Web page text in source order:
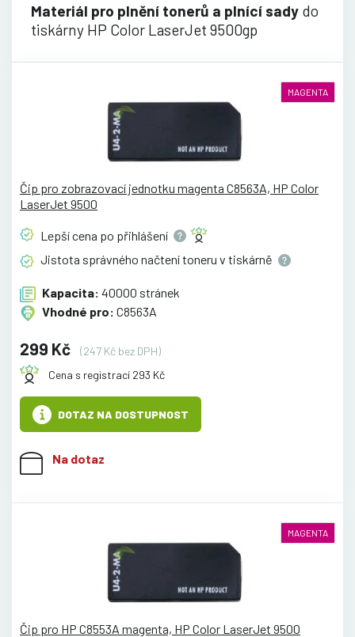
Materiál pro plnění tonerů a plnící sady do
tiskárny HP Color LaserJet 9500gp
MAGENTA
Čip pro zobrazovací jednotku magenta C8563A, HP Color
LaserJet 9500
Lepší cena po přihlášení
Jistota správného načtení toneru v tiskárně
Kapacita: 40000 stránek
Vhodné pro: C8563A
299 Kč
(247 Kč bez DPH)
Cena s registrací 293 Kč
DOTAZ NA DOSTUPNOST
Na dotaz
MAGENTA
Čip pro HP C8553A magenta, HP Color LaserJet 9500